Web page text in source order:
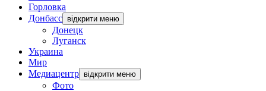
Горловка
Донбасс відкрити меню
Донецк
Луганск
Украина
Мир
Медиацентр відкрити меню
Фото